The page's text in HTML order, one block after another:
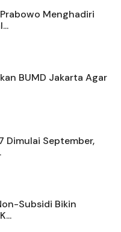
Menghadiri
BUMD Jakarta Agar
Dimulai September,
Subsidi Bikin